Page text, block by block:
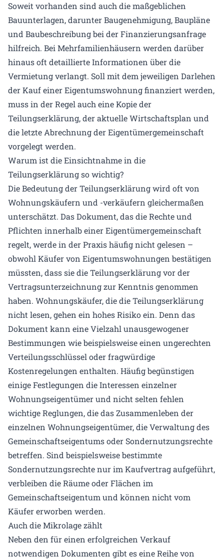
Soweit vorhanden sind auch die maßgeblichen
Bauunterlagen, darunter Baugenehmigung, Baupläne
und Baubeschreibung bei der Finanzierungsanfrage
hilfreich. Bei Mehrfamilienhäusern werden darüber
hinaus oft detaillierte Informationen über die
Vermietung verlangt. Soll mit dem jeweiligen Darlehen
der Kauf einer Eigentumswohnung finanziert werden,
muss in der Regel auch eine Kopie der
Teilungserklärung, der aktuelle Wirtschaftsplan und
die letzte Abrechnung der Eigentümergemeinschaft
vorgelegt werden.
Warum ist die Einsichtnahme in die
Teilungserklärung so wichtig?
Die Bedeutung der Teilungserklärung wird oft von
Wohnungskäufern und -verkäufern gleichermaßen
unterschätzt. Das Dokument, das die Rechte und
Pflichten innerhalb einer Eigentümergemeinschaft
regelt, werde in der Praxis häufig nicht gelesen –
obwohl Käufer von Eigentumswohnungen bestätigen
müssten, dass sie die Teilungserklärung vor der
Vertragsunterzeichnung zur Kenntnis genommen
haben. Wohnungskäufer, die die Teilungserklärung
nicht lesen, gehen ein hohes Risiko ein. Denn das
Dokument kann eine Vielzahl unausgewogener
Bestimmungen wie beispielsweise einen ungerechten
Verteilungsschlüssel oder fragwürdige
Kostenregelungen enthalten. Häufig begünstigen
einige Festlegungen die Interessen einzelner
Wohnungseigentümer und nicht selten fehlen
wichtige Reglungen, die das Zusammenleben der
einzelnen Wohnungseigentümer, die Verwaltung des
Gemeinschaftseigentums oder Sondernutzungsrechte
betreffen. Sind beispielsweise bestimmte
Sondernutzungsrechte nur im Kaufvertrag aufgeführt,
verbleiben die Räume oder Flächen im
Gemeinschaftseigentum und können nicht vom
Käufer erworben werden.
Auch die Mikrolage zählt
Neben den für einen erfolgreichen Verkauf
notwendigen Dokumenten gibt es eine Reihe von